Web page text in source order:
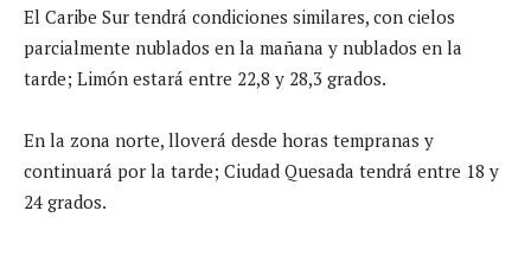
El Caribe Sur tendrá condiciones similares, con cielos
parcialmente nublados en la mañana y nublados en la
tarde; Limón estará entre 22,8 y 28,3 grados.
En la zona norte, lloverá desde horas tempranas y
continuará por la tarde; Ciudad Quesada tendrá entre 18 y
24 grados.